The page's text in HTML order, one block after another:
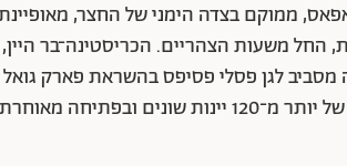
ממוקם בצדה הימני של החצר, מאופיינת
החל משעות הצהריים. הכריסטינה־בר
מסביב לגן פסלי פסיפס בהשראת פארק
יותר (כל ערב החל מ־19:00).